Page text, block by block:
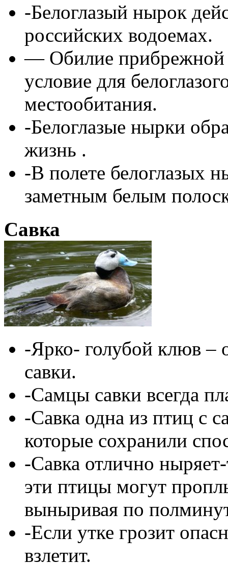
-Белоглазый нырок
российских водоемах.
— Обилие прибрежной
условие для
местообитания.
-Белоглазые нырки
жизнь .
-В полете белоглазых
заметным белым
Савка
-Ярко- голубой клюв –
савки.
-Самцы савки всегда
-Савка одна из птиц с
которые сохранили
-Савка отлично
эти птицы могут
выныривая по
-Если утке грозит
взлетит.